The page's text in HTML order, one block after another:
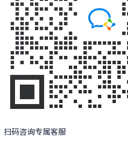
扫码咨询专属客服